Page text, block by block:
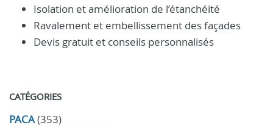
Isolation et amélioration de l’étanchéité
Ravalement et embellissement des façades
Devis gratuit et conseils personnalisés
CATÉGORIES
PACA(353)